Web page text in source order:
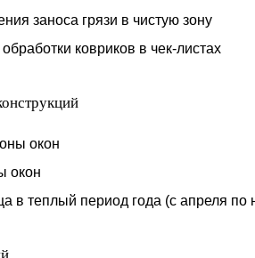
заноса грязи в чистую зону
ковриков в чек-листах
окон
окон
в теплый период года (с апреля по